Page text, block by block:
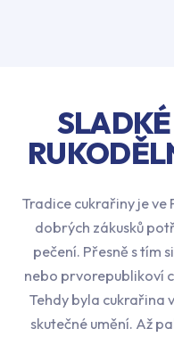
Tradice cukrařiny je ve
dobrých zákusků
pečení. Přesně s tím
nebo prvorepublikoví
Tehdy byla cukrařina
skutečné umění. Až